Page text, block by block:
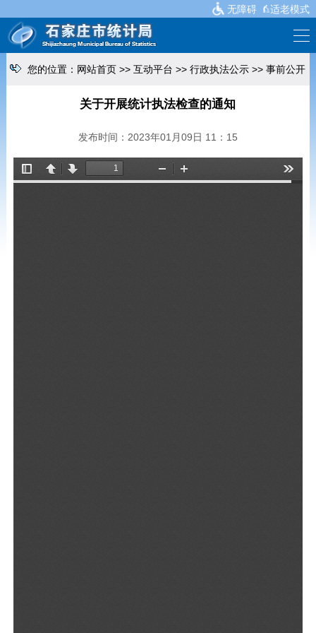
无障碍 适老模式
您的位置： 网站首页>> 互动平台 >> 行政执法公示>> 事前公开
关于开展统计执法检查的通知
发布时间：2023年01月09日 11：15